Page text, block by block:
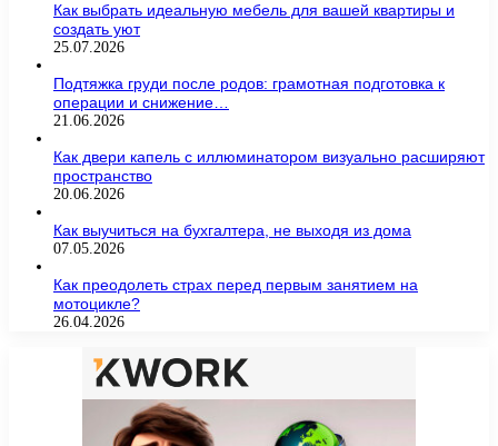
Как выбрать идеальную мебель для вашей квартиры и
создать уют
25.07.2026
Подтяжка груди после родов: грамотная подготовка к
операции и снижение…
21.06.2026
Как двери капель с иллюминатором визуально расширяют
пространство
20.06.2026
Как выучиться на бухгалтера, не выходя из дома
07.05.2026
Как преодолеть страх перед первым занятием на
мотоцикле?
26.04.2026